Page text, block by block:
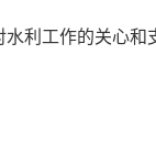
水利工作的关心和